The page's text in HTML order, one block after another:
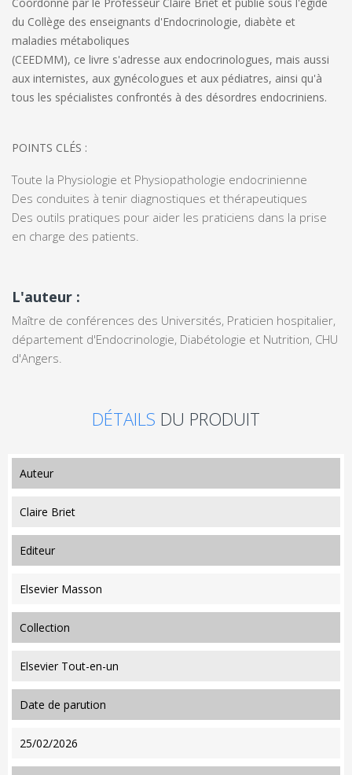
du Collège des enseignants d'Endocrinologie, diabète et
maladies métaboliques
(CEEDMM), ce livre s'adresse aux endocrinologues, mais aussi
aux internistes, aux gynécologues et aux pédiatres, ainsi qu'à
tous les spécialistes confrontés à des désordres endocriniens.
POINTS CLÉS :
Toute la Physiologie et Physiopathologie endocrinienne
Des conduites à tenir diagnostiques et thérapeutiques
Des outils pratiques pour aider les praticiens dans la prise
en charge des patients.
L'auteur :
Maître de conférences des Universités, Praticien hospitalier,
département d'Endocrinologie, Diabétologie et Nutrition, CHU
d'Angers.
DÉTAILS DU PRODUIT
auteur
Claire Briet
editeur
Elsevier Masson
collection
Elsevier Tout-en-un
date de parution
25/02/2026